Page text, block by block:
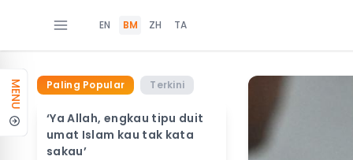
EN BM ZH TA
MENU Paling Popular Terkini
‘Ya Allah, engkau tipu duit
umat Islam kau tak kata
sakau’